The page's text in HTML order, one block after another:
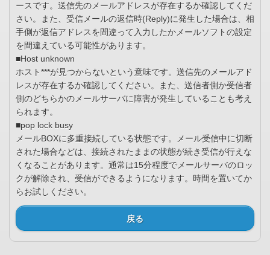
ースです。送信先のメールアドレスが存在するか確認してくだ
さい。また、受信メールの返信時(Reply)に発生した場合は、相
手側が返信アドレスを間違って入力したかメールソフトの設定
を間違えている可能性があります。
■Host unknown
ホスト***が見つからないという意味です。送信先のメールアド
レスが存在するか確認してください。また、送信者側か受信者
側のどちらかのメールサーバに障害が発生していることも考え
られます。
■pop lock busy
メールBOXに多重接続している状態です。メール受信中に切断
された場合などは、接続されたままの状態が続き受信が行えな
くなることがあります。通常は15分程度でメールサーバのロッ
クが解除され、受信ができるようになります。時間を置いてか
らお試しください。
戻る